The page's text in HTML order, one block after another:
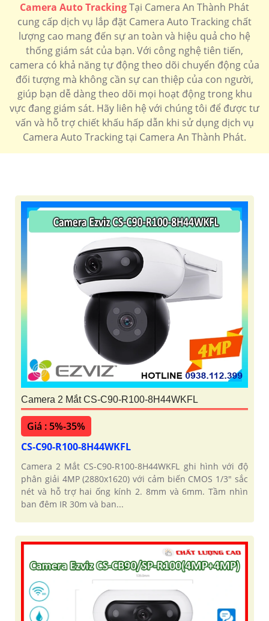
'
Camera Auto TrackingTại Camera An Thành Phát
cung cấp dịch vụ lắp đặt Camera Auto Tracking chất
lượng cao mang đến sự an toàn và hiệu quả cho hệ
thống giám sát của bạn. Với công nghệ tiên tiến,
camera có khả năng tự động theo dõi chuyển động của
đối tượng mà không cần sự can thiệp của con người,
giúp bạn dễ dàng theo dõi mọi hoạt động trong khu
vực đang giám sát. Hãy liên hệ với chúng tôi để được tư
vấn và hỗ trợ chiết khấu hấp dẫn khi sử dụng dịch vụ
Camera Auto Tracking tại Camera An Thành Phát.
Camera 2 Mắt CS-C90-R100-8H44WKFL
Giá : 5%-35%
CS-C90-R100-8H44WKFL
Camera 2 Mắt CS-C90-R100-8H44WKFL ghi hình với độ
phân giải 4MP (2880x1620) với cảm biến CMOS 1/3" sắc
nét và hỗ trợ hai ống kính 2. 8mm và 6mm. Tầm nhìn
ban đêm IR 30m và ban...